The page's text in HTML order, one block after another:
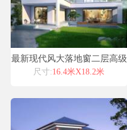
最新现代风大落地窗二层高级
别墅设计
尺寸:16.4米X18.2米